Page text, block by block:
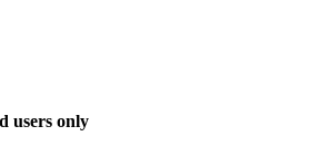
users only